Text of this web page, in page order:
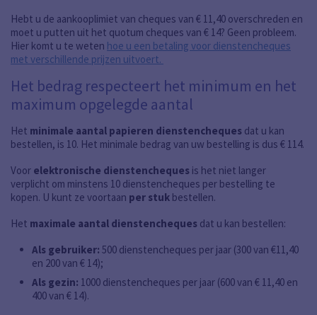
Hebt u de aankooplimiet van cheques van € 11,40 overschreden en
moet u putten uit het quotum cheques van € 14? Geen probleem.
Hier komt u te weten hoe u een betaling voor dienstencheques
met verschillende prijzen uitvoert.
Het bedrag respecteert het minimum en het
maximum opgelegde aantal
Het minimale aantal papieren dienstencheques dat u kan
bestellen, is 10. Het minimale bedrag van uw bestelling is dus € 114.
Voor elektronische dienstencheques is het niet langer
verplicht om minstens 10 dienstencheques per bestelling te
kopen. U kunt ze voortaan per stuk bestellen.
Het maximale aantal dienstencheques dat u kan bestellen:
Als gebruiker: 500 dienstencheques per jaar (300 van €11,40
en 200 van € 14);
Als gezin: 1000 dienstencheques per jaar (600 van € 11,40 en
400 van € 14).